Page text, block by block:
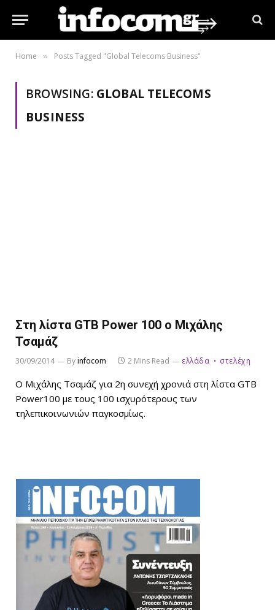
Home » Posts Tagged "Global Telecoms Business"
BROWSING: GLOBAL TELECOMS
BUSINESS
Στη λίστα GTB Power 100 ο Μιχάλης
Τσαμάζ
30/09/2014 Byinfocom 2 Mins Read ελλάδα στελέχη
Ο Μιχάλης Τσαμάζ για 2η συνεχή χρονιά στη λίστα GTB
Power100 με τους 100 ισχυρότερους των
τηλεπικοινωνιών παγκοσμίως.